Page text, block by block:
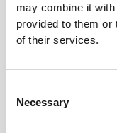
may combine it
provided to them or
of their services.
Selection
Necessary
€7.99
Κάλτσες Crew GymPro